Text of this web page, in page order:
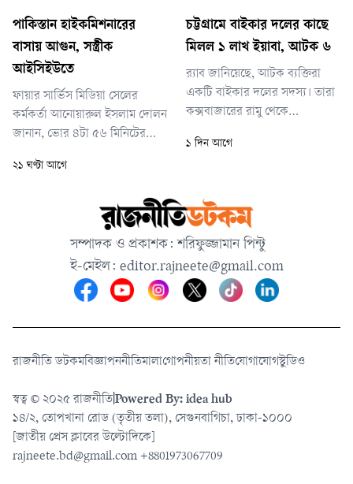
পাকিস্তান হাইকমিশনারের
বাসায় আগুন, সস্ত্রীক
আইসিইউতে
ফায়ার সার্ভিস মিডিয়া সেলের
কর্মকর্তা আনোয়ারুল ইসলাম দোলন
জানান, ভোর ৪টা ৫৬ মিনিটের
ফায়ার সার্ভিস। দ্রুত দুটি ইউনিট
আগুন নিয়ন্ত্রণে আনে। আগুন
পুরোপুরি নেভানো সম্ভব হয় ৫টা
২১ ঘণ্টা আগে
চট্টগ্রামে বাইকার দলের কাছে
মিলল ১ লাখ ইয়াবা, আটক ৬
র‌্যাব জানিয়েছে, আটক ব্যক্তিরা
একটি বাইকার দলের সদস্য। তারা
কক্সবাজারের রামু থেকে
চট্টগ্রামে আসছিলেন। বাইক
আসছিলেন।
১ দিন আগে
সম্পাদক ও প্রকাশক: শরিফুজ্জামান পিন্টু
ই-মেইল: editor.rajneete@gmail.com
রাজনীতি ডটকমবিজ্ঞাপননীতিমালাগোপনীয়তা নীতিযোগাযোগস্টুডিও
স্বত্ব © ২০২৫ রাজনীতিPowered By: idea hub
১৪/২, তোপখানা রোড (তৃতীয় তলা), সেগুনবাগিচা, ঢাকা-১০০০
[জাতীয় প্রেস ক্লাবের উল্টোদিকে]
rajneete.bd@gmail.com +8801973067709